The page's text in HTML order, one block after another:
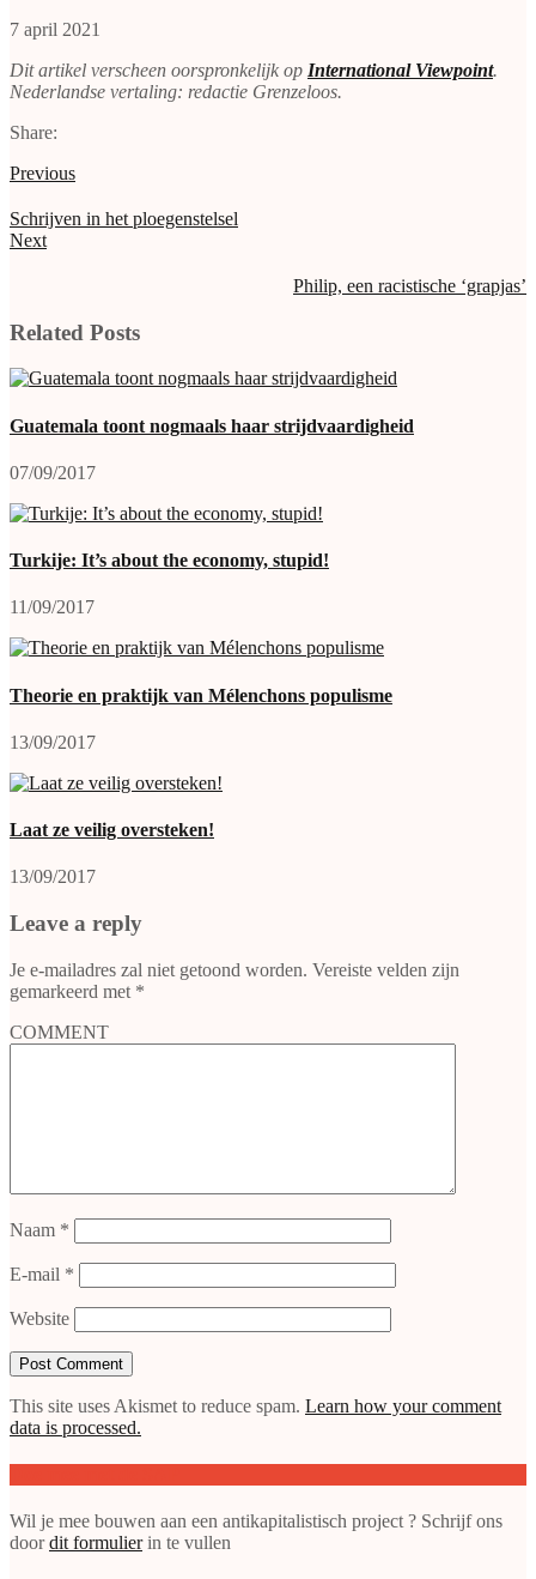
7 april 2021
Dit artikel verscheen oorspronkelijk op International Viewpoint.
Nederlandse vertaling: redactie Grenzeloos.
Share:
Previous
Schrijven in het ploegenstelsel
Next
Philip, een racistische ‘grapjas’
Related Posts
Guatemala toont nogmaals haar strijdvaardigheid
07/09/2017
Turkije: It’s about the economy, stupid!
11/09/2017
Theorie en praktijk van Mélenchons populisme
13/09/2017
Laat ze veilig oversteken!
13/09/2017
Leave a reply
Je e-mailadres zal niet getoond worden. Vereiste velden zijn
gemarkeerd met *
COMMENT
Naam *
E-mail *
Website
This site uses Akismet to reduce spam. Learn how your comment
data is processed.
Wil je mee bouwen aan een antikapitalistisch project ? Schrijf ons
doordit formulierin te vullen